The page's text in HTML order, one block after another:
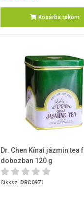
Kosárba rakom
Dr. Chen Kínai jázmin tea
dobozban 120 g
Cikksz. DRC0971